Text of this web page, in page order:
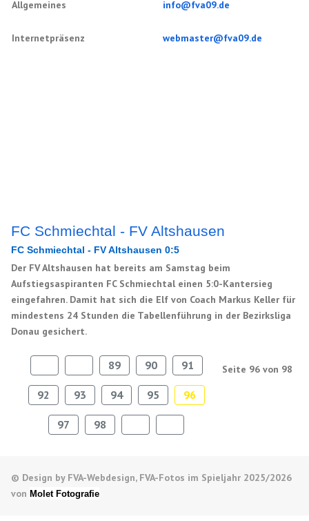
Allgemeines info@fva09.de
Internetpräsenz webmaster@fva09.de
FC Schmiechtal - FV Altshausen
FC Schmiechtal - FV Altshausen 0:5
Der FV Altshausen hat bereits am Samstag beim
Aufstiegsaspiranten FC Schmiechtal einen 5:0-Kantersieg
eingefahren. Damit hat sich die Elf von Coach Markus Keller für
mindestens 24 Stunden die Tabellenführung in der Bezirksliga
Donau gesichert.
Seite 96 von 98
89 90 91
92 93 94 95 96
97 98
© Design by FVA-Webdesign, FVA-Fotos im Spieljahr 2025/2026
vonMolet Fotografie